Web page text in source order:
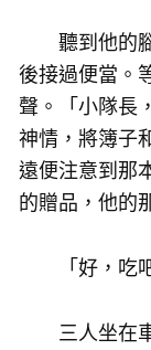
聽到他的腳
後接過便當。
聲。「小隊長
神情，將簿子
遠便注意到那
的贈品，他的
「好，吃吧
三人坐在車